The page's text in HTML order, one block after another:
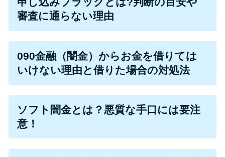
最速！最短40分で借りられるカ
特集ページ一覧
種類や特徴で探す
審査に通らない理由
090金融（闇金）からお金を借りては
いけない理由と借りた場合の対処法
ソフト闇金とは？悪質な手口には要注
意！